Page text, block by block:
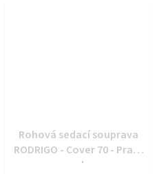
Rohová sedací souprava
RODRIGO - Cover 70 - Pravý
roh